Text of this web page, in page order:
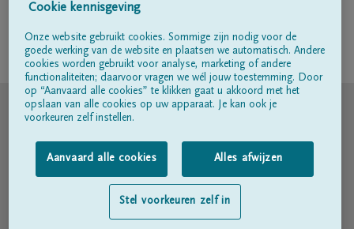
Volg ons op
© DELA
Gebruiksvoorwaarden
Privacyverklaring
Toegankelijkheidsverklaring
Cookie kennisgeving
Onze website gebruikt cookies. Sommige zijn nodig voor de
goede werking van de website en plaatsen we automatisch. Andere
cookies worden gebruikt voor analyse, marketing of andere
functionaliteiten; daarvoor vragen we wél jouw toestemming. Door
op “Aanvaard alle cookies” te klikken gaat u akkoord met het
opslaan van alle cookies op uw apparaat. Je kan ook je
voorkeuren zelf instellen.
Aanvaard alle cookies Alles afwijzen
Stel voorkeuren zelf in